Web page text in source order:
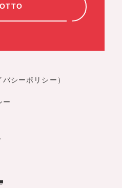
シーポリシー）
ー